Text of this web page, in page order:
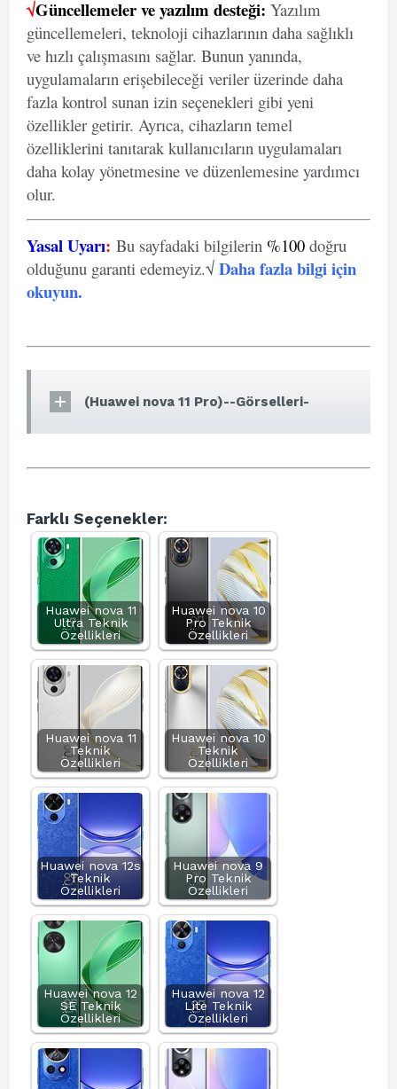
√Güncellemeler ve yazılım desteği: Yazılım
güncellemeleri, teknoloji cihazlarının daha sağlıklı
ve hızlı çalışmasını sağlar. Bunun yanında,
uygulamaların erişebileceği veriler üzerinde daha
fazla kontrol sunan izin seçenekleri gibi yeni
özellikler getirir. Ayrıca, cihazların temel
özelliklerini tanıtarak kullanıcıların uygulamaları
daha kolay yönetmesine ve düzenlemesine yardımcı
olur.
Yasal Uyarı: Bu sayfadaki bilgilerin %100 doğru
olduğunu garanti edemeyiz.√ Daha fazla bilgi için
okuyun.
(Huawei nova 11 Pro)--Görselleri-
Farklı Seçenekler:
Huawei nova 11
Ultra Teknik
Özellikleri
Huawei nova 10
Pro Teknik
Özellikleri
Huawei nova 11
Teknik
Özellikleri
Huawei nova 10
Teknik
Özellikleri
Huawei nova 12s
Teknik
Özellikleri
Huawei nova 9
Pro Teknik
Özellikleri
Huawei nova 12
SE Teknik
Özellikleri
Huawei nova 12
Lite Teknik
Özellikleri